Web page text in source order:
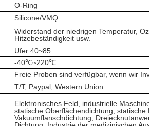
O-Ring
Silicone/VMQ
Widerstand der niedrigen Temperatur,
Hitzebeständigkeit usw.
Ufer 40~85
-40℃~220℃
Freie Proben sind verfügbar, wenn wir
T/T, Paypal, Western Union
Elektronisches Feld, industrielle
statische Oberflächendichtung, statische
Vakuumflanschdichtung,